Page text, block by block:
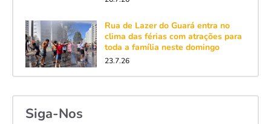
Rua de Lazer do Guará entra no
clima das férias com atrações para
toda a família neste domingo
23.7.26
Siga-Nos